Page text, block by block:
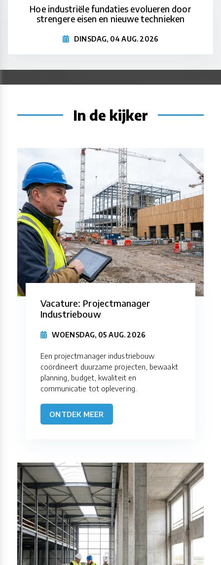
Hoe industriële fundaties evolueren door
strengere eisen en nieuwe technieken
DINSDAG, 04 AUG. 2026
In de kijker
Vacature: Projectmanager
Industriebouw
WOENSDAG, 05 AUG. 2026
Een projectmanager industriebouw
coördineert duurzame projecten, bewaakt
planning, budget, kwaliteit en
communicatie tot oplevering.
ONTDEK MEER